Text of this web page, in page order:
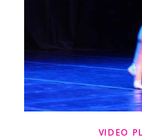
VIDEO